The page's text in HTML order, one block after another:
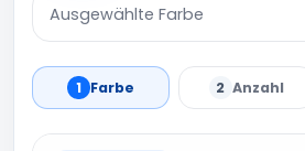
Ausgewählte Farbe
1 Farbe 2 Anzahl